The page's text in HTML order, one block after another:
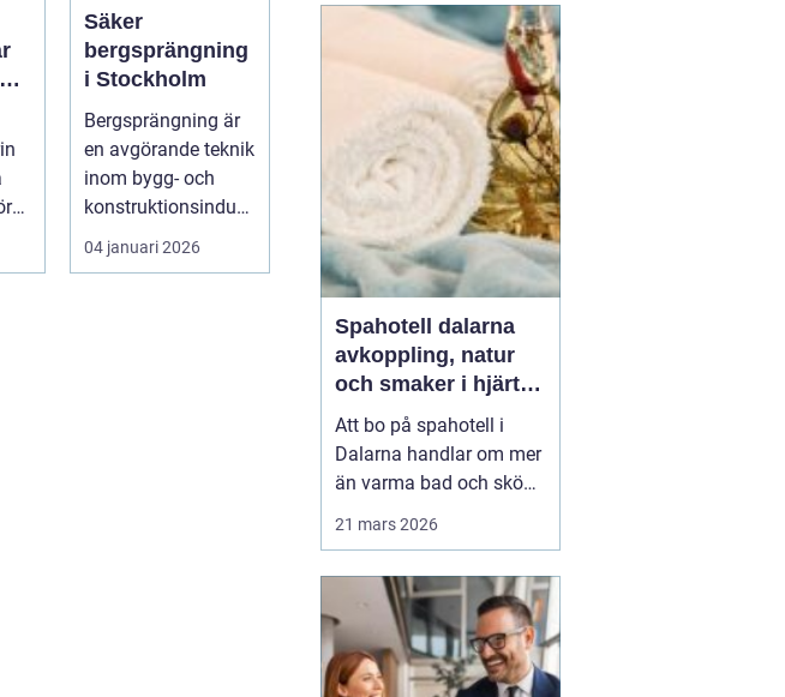
Säker
bergsprängning
i Stockholm
Bergsprängning är
en avgörande teknik
inom bygg- och
konstruktionsindust
rin. Den anv&...
04 januari 2026
fungera samtidigt som
ekonomin behöver vara i
ordning. För många
företagare blir
redovisningen en källa
till stress, trots att den i...
Spahotell dalarna
avkoppling, natur
och smaker i hjärtat
av landskapet
Att bo på spahotell i
Dalarna handlar om mer
än varma bad och sköna
dalagårdar med historia
och vällagad mat skapar
en helhetsupplevelse
som många söker när
21 mars 2026